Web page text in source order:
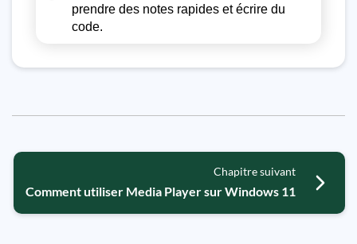
prendre des notes rapides et écrire du
code.
Chapitre suivant
Comment utiliser Media Player sur Windows 11